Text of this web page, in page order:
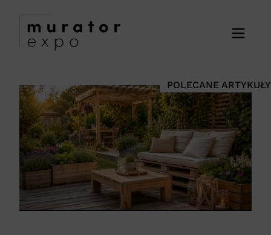
POLECANE ARTYKUŁY